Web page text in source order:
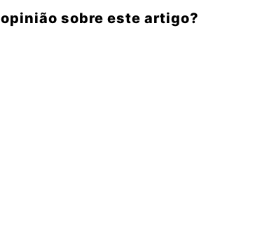
sobre este artigo?